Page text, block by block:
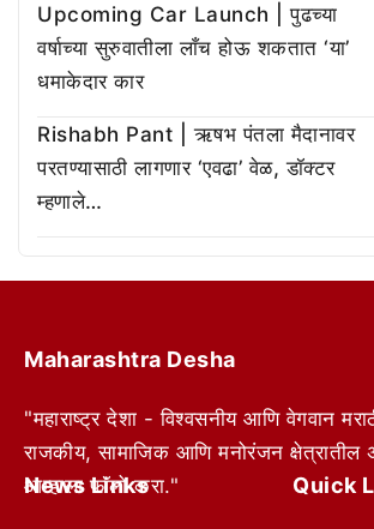
Upcoming Car Launch | पुढच्या
वर्षाच्या सुरुवातीला लाँच होऊ शकतात ‘या’
धमाकेदार कार
Rishabh Pant | ऋषभ पंतला मैदानावर
परतण्यासाठी लागणार ‘एवढा’ वेळ, डॉक्टर
म्हणाले…
Maharashtra Desha
"महाराष्ट्र देशा - विश्वसनीय आणि वेगवान
राजकीय, सामाजिक आणि मनोरंजन क्षेत्रातील
आम्हाला फॉलो करा."
News Links Quick